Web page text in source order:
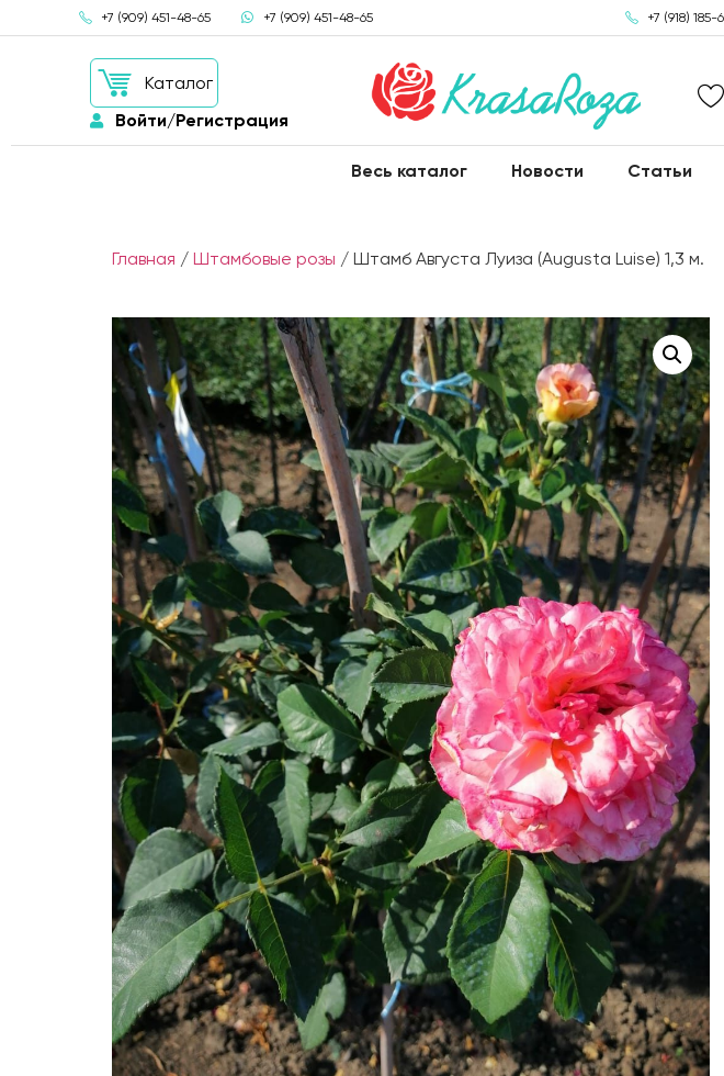
+7 (909) 451-48-65 +7 (909) 451-48-65 +7 (918) 185-
Каталог
Войти/Регистрация
Весь каталог Новости Статьи
Главная / Штамбовые розы / Штамб Августа Луиза (Augusta Luise) 1,3 м.